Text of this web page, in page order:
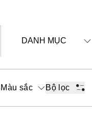
DANH MỤC
Màu sắc Bộ lọc